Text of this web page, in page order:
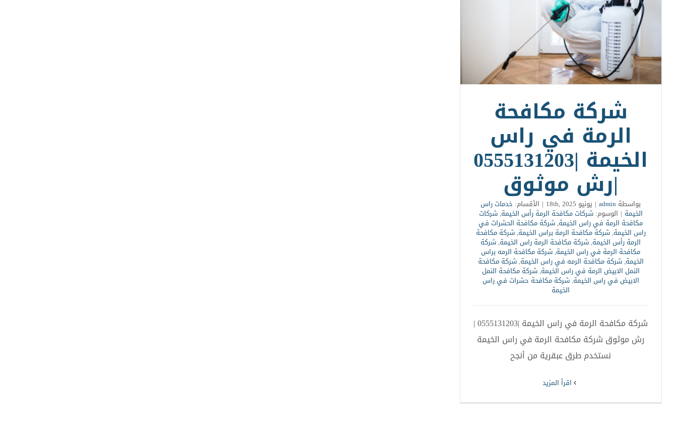
شركة مكافحة
الرمة في راس
الخيمة |0555131203
|رش موثوق
بواسطة admin
| يونيو 18th, 2025 | الأقسام: خدمات راس
الخيمة | الوسوم:شركات مكافحة الرمة رأس الخيمة,شركات
مكافحة الرمة في راس الخيمة,شركة مكافحة الحشرات في
راس الخيمة,شركة مكافحة الرمة براس الخيمة,شركة مكافحة
الرمة رأس الخيمة,شركة مكافحة الرمة راس الخيمة,شركة
مكافحة الرمة في راس الخيمة,شركة مكافحة الرمه براس
الخيمة,شركة مكافحة الرمه في راس الخيمة,شركة مكافحة
النمل الابيض الرمة في راس الخيمة,شركة مكافحة النمل
الابيض في راس الخيمة,شركة مكافحة حشرات في راس
الخيمة
شركة مكافحة الرمة في راس الخيمة |0555131203 |
رش موثوق شركة مكافحة الرمة في راس الخيمة
نستخدم طرق عبقرية من أنجح
‫اقرأ المزيد